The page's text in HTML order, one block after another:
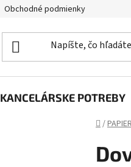
Obchodné podmienky
KANCELÁRSKE POTREBY
Domov
/